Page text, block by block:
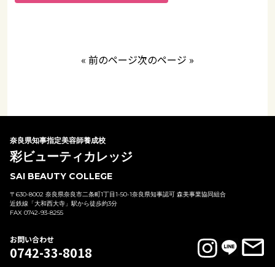
« 前のページ次のページ »
奈良県知事指定美容師養成校
彩ビューティカレッジ
SAI BEAUTY COLLEGE
〒630-8002 奈良県奈良市二条町1丁目1-50-1奈良県知事認可 森美事業協同組合
近鉄線「大和西大寺」駅から徒歩約3分
FAX 0742-93-8255
お問い合わせ
0742-33-8018